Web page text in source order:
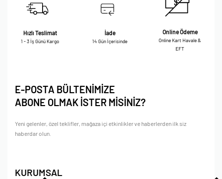
Hızlı Teslimat
1 - 3 İş Günü Kargo
İade
14 Gün İçerisinde
Online Ödeme
Online Kart Havale &
EFT
KURUMSAL
E-POSTA BÜLTENİMİZE
ABONE OLMAK İSTER MİSİNİZ?
Yeni gelenler, özel teklifler, mağaza içi etkinlikler ve haberlerden ilk siz
haberdar olun.